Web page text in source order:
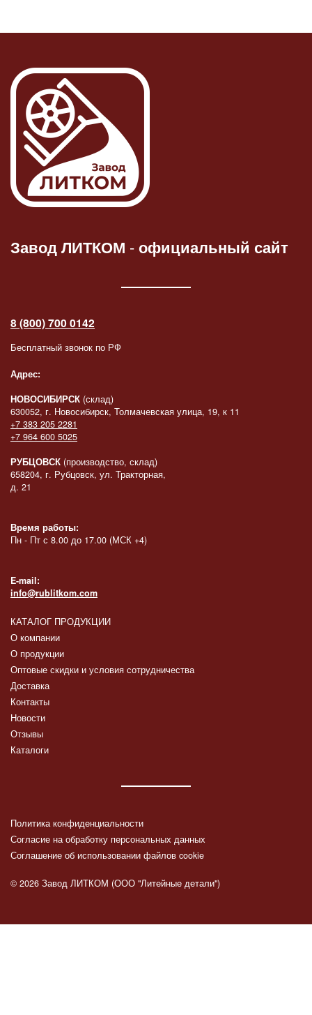
Завод ЛИТКОМ -официальный сайт
8 (800) 700 0142
Бесплатный звонок по РФ
Адрес:
НОВОСИБИРСК (склад)
630052, г. Новосибирск, Толмачевская улица, 19, к 11
+7 383 205 2281
+7 964 600 5025
РУБЦОВСК (производство, склад)
658204, г. Рубцовск, ул. Тракторная,
д. 21
Время работы:
Пн - Пт с 8.00 до 17.00 (МСК +4)
E-mail:
info@rublitkom.com
КАТАЛОГ ПРОДУКЦИИ
О компании
О продукции
Оптовые скидки и условия сотрудничества
Доставка
Контакты
Новости
Отзывы
Каталоги
Политика конфиденциальности
Согласие на обработку персональных данных
Соглашение об использовании файлов cookie
© 2026 Завод ЛИТКОМ (ООО "Литейные детали")